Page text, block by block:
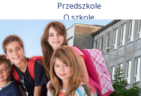
Przedszkole
O szkole
Historia szkoły
50-lecie
Pracownicy
Kontakt
Aktualności
Z życia szkoły